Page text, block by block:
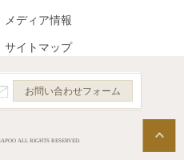
メディア情報
サイトマップ
お問い合わせフォーム
ALL RIGHTS RESERVED.